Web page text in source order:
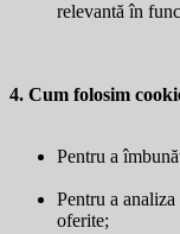
relevantă în
4. Cum folosim
Pentru a
Pentru a
oferite;